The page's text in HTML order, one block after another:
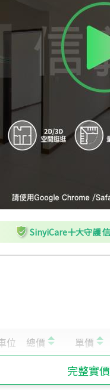
SinyiCare十大守護
完整實